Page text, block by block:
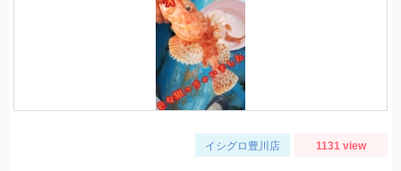
イシグロ豊川店 1131 view